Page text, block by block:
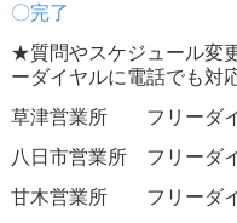
〇完了
★質問やスケジュール変
ーダイヤルに電話でも対応
草津営業所 フリーダ
八日市営業所 フリーダ
甘木営業所 フリーダイ